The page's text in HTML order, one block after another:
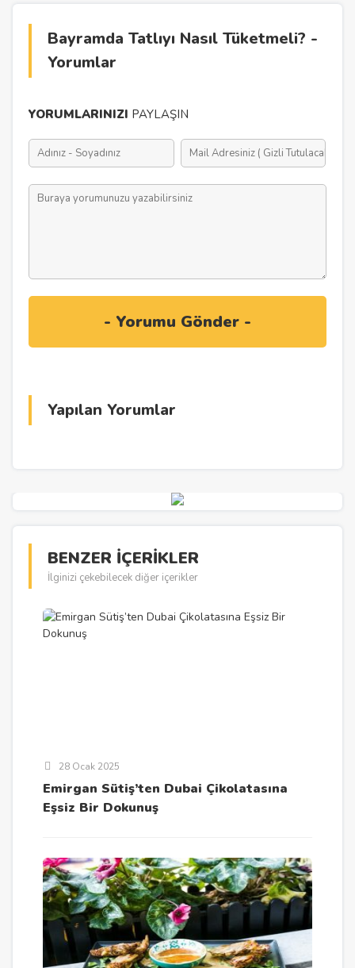
Bayramda Tatlıyı Nasıl Tüketmeli? -
Yorumlar
YORUMLARINIZI PAYLAŞIN
Yapılan Yorumlar
BENZER İÇERİKLER
İlginizi çekebilecek diğer içerikler
28 Ocak 2025
Emirgan Sütiş’ten Dubai Çikolatasına
Eşsiz Bir Dokunuş